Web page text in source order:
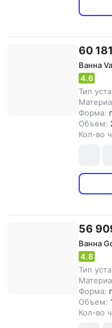
60
Ванна
4.6
Тип
Форма:
Объем:
Кол-во
56
Ванна
4.8
Тип
Форма:
Объем:
Кол-во